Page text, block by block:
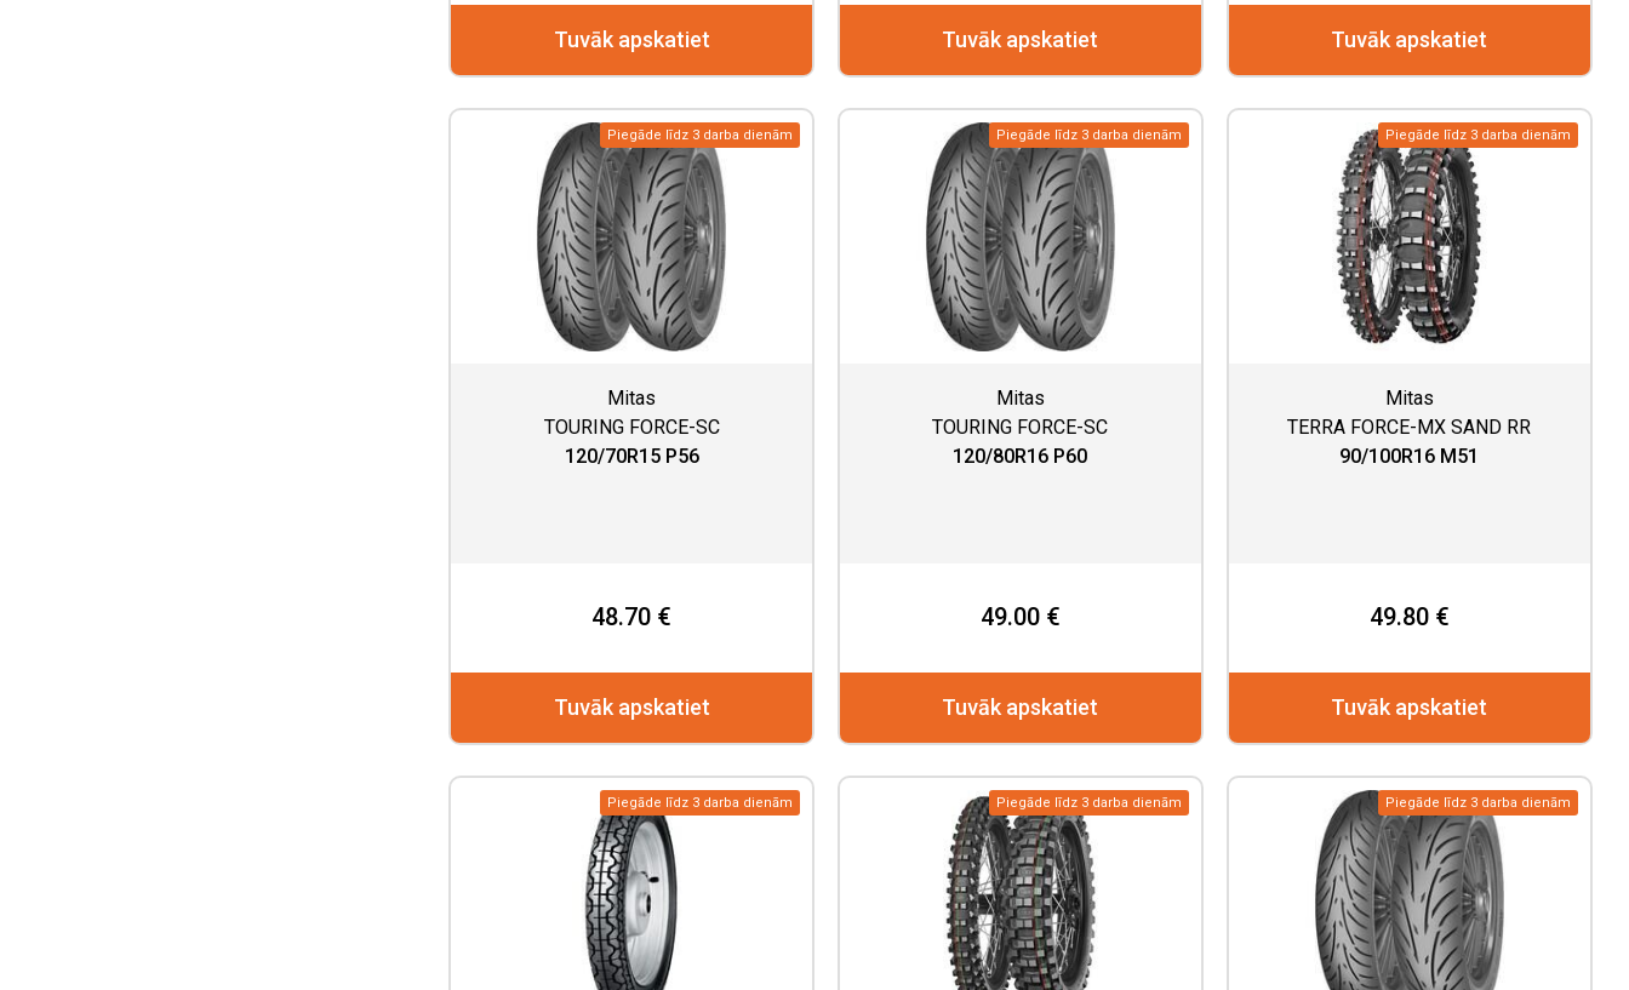
Tuvāk apskatiet Tuvāk apskatiet Tuvāk apskatiet
Piegāde līdz 3 darba dienām
Mitas
TOURING FORCE-SC
120/70R15 P56
48.70 €
Tuvāk apskatiet
Piegāde līdz 3 darba dienām
Mitas
TOURING FORCE-SC
120/80R16 P60
49.00 €
Tuvāk apskatiet
Piegāde līdz 3 darba dienām
Mitas
TERRA FORCE-MX SAND RR
90/100R16 M51
49.80 €
Tuvāk apskatiet
Piegāde līdz 3 darba dienām Piegāde līdz 3 darba dienām Piegāde līdz 3 darba dienām